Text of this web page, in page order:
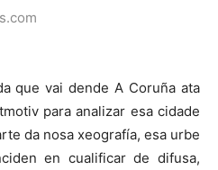
que vai dende A Coruña ata
para analizar esa cidade
da nosa xeografía, esa urbe
en cualificar de difusa,